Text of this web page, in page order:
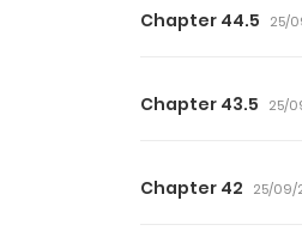
Chapter 44.5 25/
Chapter 43.5 25/
Chapter 42 25/09/